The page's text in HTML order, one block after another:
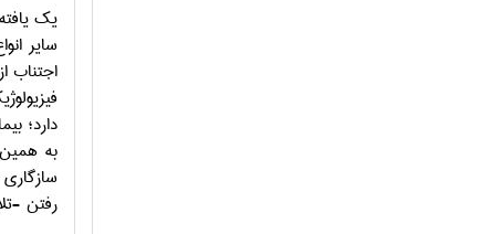
یک
سایر
اجتناب
دارد؛
به
رفتن -